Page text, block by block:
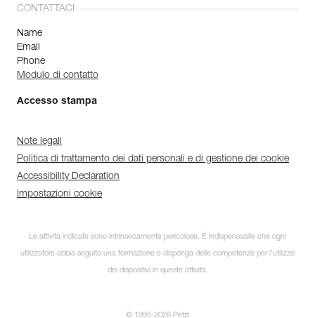
CONTATTACI
Name
Email
Phone
Modulo di contatto
Accesso stampa
Note legali
Politica di trattamento dei dati personali e di gestione dei cookie
Accessibility Declaration
Impostazioni cookie
Le attività indicate sono intrinsecamente pericolose. È indispensabile che ogni
utilizzatore abbia seguito una formazione e disponga delle competenze per l’utilizzo
dei dispositivi in queste attività.
© 1995-2026 Petzl